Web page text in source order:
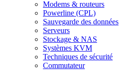
Modems & routeurs
Powerline (CPL)
Sauvegarde des données
Serveurs
Stockage & NAS
Systèmes KVM
Techniques de sécurité
Commutateur